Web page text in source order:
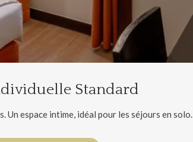
Standard
Un espace intime, idéal pour les séjours en solo.